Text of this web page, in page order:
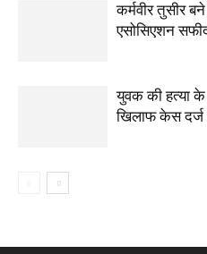
कर्मवीर तुसीर
एसोसिएशन
युवक की हत्या
खिलाफ केस दर्ज